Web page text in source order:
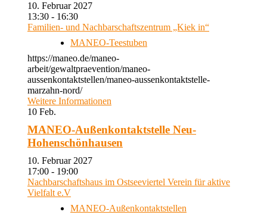
10. Februar 2027
13:30 - 16:30
Familien- und Nachbarschaftszentrum „Kiek in“
MANEO-Teestuben
https://maneo.de/maneo-
arbeit/gewaltpraevention/maneo-
aussenkontaktstellen/maneo-aussenkontaktstelle-
marzahn-nord/
Weitere Informationen
10 Feb.
MANEO-Außenkontaktstelle Neu-
Hohenschönhausen
10. Februar 2027
17:00 - 19:00
Nachbarschaftshaus im Ostseeviertel Verein für aktive
Vielfalt e.V
MANEO-Außenkontaktstellen